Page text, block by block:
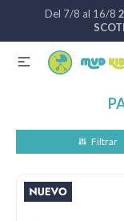
Del 7/8 al 16/8
 Catálogo
Coches de bebé
Sillas de auto